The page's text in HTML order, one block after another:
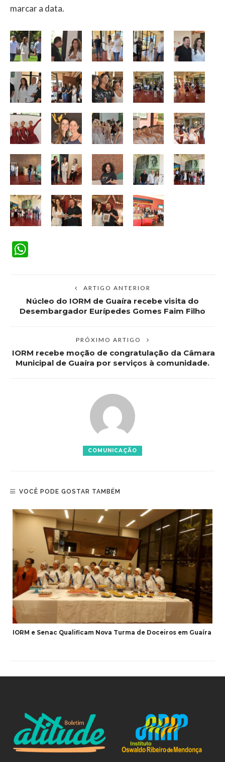
marcar a data.
ARTIGO ANTERIOR
Núcleo do IORM de Guaíra recebe visita do
Desembargador Eurípedes Gomes Faim Filho
PRÓXIMO ARTIGO
IORM recebe moção de congratulação da Câmara
Municipal de Guaíra por serviços à comunidade.
COMUNICAÇÃO
VOCÊ PODE GOSTAR TAMBÉM
IORM e Senac Qualificam Nova Turma de Doceiros em Guaíra